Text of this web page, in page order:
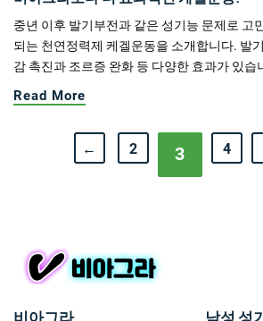
중년 이후 발기부전과 같은 성기능 문제로 고
되는 천연정력제 케겔운동을 소개합니다. 발
감 촉진과 조르증 완화 등 다양한 효과가 있습
Read More
← 2 3 4
비아그라 남성 성